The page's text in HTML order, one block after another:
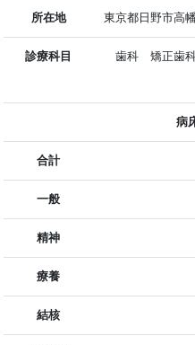
所在地 東京都日野市高
診療科目 歯科 矯正歯
病
合計
一般
精神
療養
結核